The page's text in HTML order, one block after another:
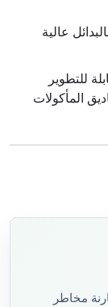
عالية
للتطوير
المأكولات
مخاطر